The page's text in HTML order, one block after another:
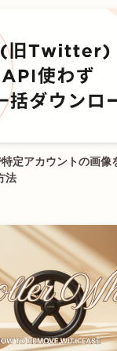
定アカウントの画像
法